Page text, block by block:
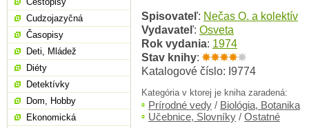
Spisovateľ: Nečas O. a kolektív
Vydavateľ: Osveta
Rok vydania: 1974
Stav knihy:
Katalogové číslo: I9774
Kategória v ktorej je kniha zaradená:
Prírodné vedy / Biológia, Botanika
Učebnice, Slovníky / Ostatné
Cudzojazyčná
Časopisy
Deti, Mládež
Diéty
Detektívky
Dom, Hobby
Ekonomická